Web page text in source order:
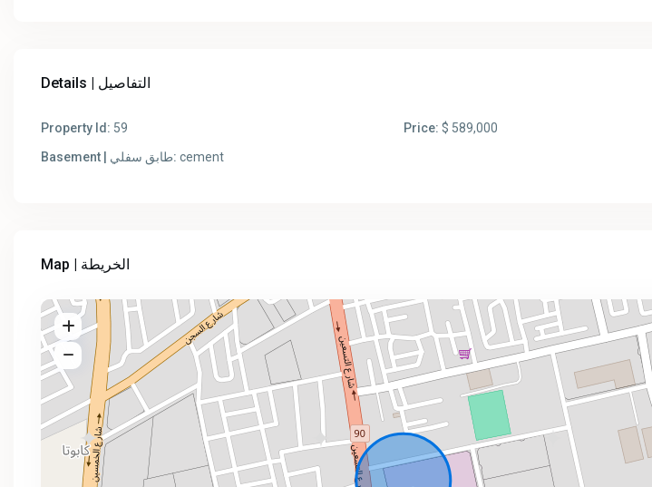
Details | التفاصيل
Property Id: 59 Price: $ 589,000
Basement | طابق سفلي: cement
Map | الخريطة